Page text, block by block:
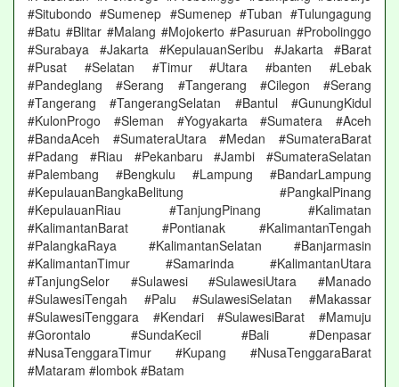
#Situbondo #Sumenep #Sumenep #Tuban #Tulungagung
#Batu #Blitar #Malang #Mojokerto #Pasuruan #Probolinggo
#Surabaya #Jakarta #KepulauanSeribu #Jakarta #Barat
#Pusat #Selatan #Timur #Utara #banten #Lebak
#Pandeglang #Serang #Tangerang #Cilegon #Serang
#Tangerang #TangerangSelatan #Bantul #GunungKidul
#KulonProgo #Sleman #Yogyakarta #Sumatera #Aceh
#BandaAceh #SumateraUtara #Medan #SumateraBarat
#Padang #Riau #Pekanbaru #Jambi #SumateraSelatan
#Palembang #Bengkulu #Lampung #BandarLampung
#KepulauanBangkaBelitung #PangkalPinang
#KepulauanRiau #TanjungPinang #Kalimatan
#KalimantanBarat #Pontianak #KalimantanTengah
#PalangkaRaya #KalimantanSelatan #Banjarmasin
#KalimantanTimur #Samarinda #KalimantanUtara
#TanjungSelor #Sulawesi #SulawesiUtara #Manado
#SulawesiTengah #Palu #SulawesiSelatan #Makassar
#SulawesiTenggara #Kendari #SulawesiBarat #Mamuju
#Gorontalo #SundaKecil #Bali #Denpasar
#NusaTenggaraTimur #Kupang #NusaTenggaraBarat
#Mataram #lombok #Batam